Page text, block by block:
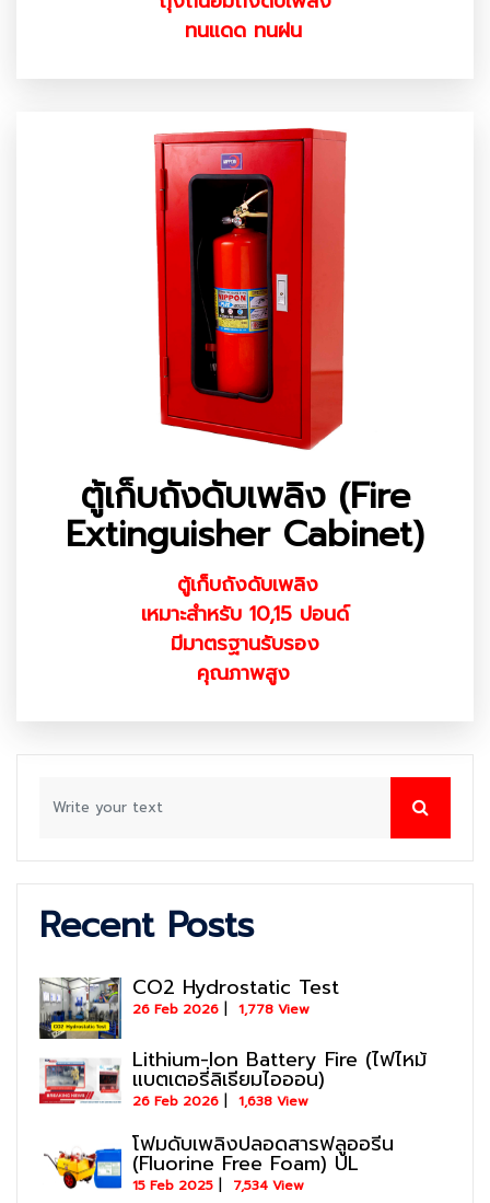
ทนแดด ทนฝน
ตู้เก็บถังดับเพลิง (Fire
Extinguisher Cabinet)
ตู้เก็บถังดับเพลิง
เหมาะสำหรับ 10,15 ปอนด์
มีมาตรฐานรับรอง
คุณภาพสูง
Recent Posts
CO2 Hydrostatic Test
26 Feb 2026 1,778 View
Lithium-Ion Battery Fire (ไฟไหม้
แบตเตอรี่ลิเธียมไอออน)
26 Feb 2026 1,638 View
โฟมดับเพลิงปลอดสารฟลูออรีน
(Fluorine Free Foam) UL
15 Feb 2025 7,534 View